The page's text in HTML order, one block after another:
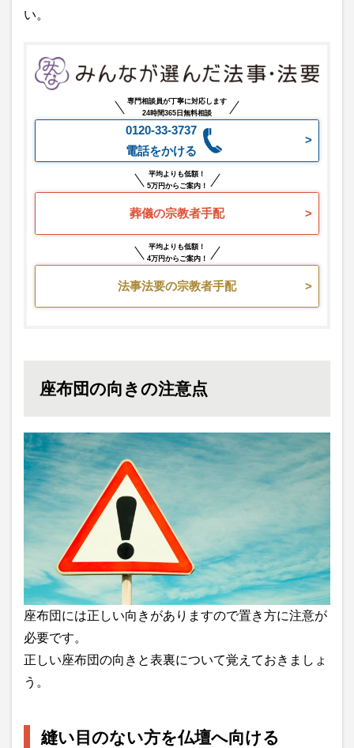
い。
専門相談員が丁寧に対応します
24時間365日無料相談
0120-33-3737
電話をかける
平均よりも低額！
5万円からご案内！
葬儀の宗教者手配
平均よりも低額！
4万円からご案内！
法事法要の宗教者手配
座布団の向きの注意点
座布団には正しい向きがありますので置き方に注意が
必要です。
正しい座布団の向きと表裏について覚えておきましょ
う。
縫い目のない方を仏壇へ向ける